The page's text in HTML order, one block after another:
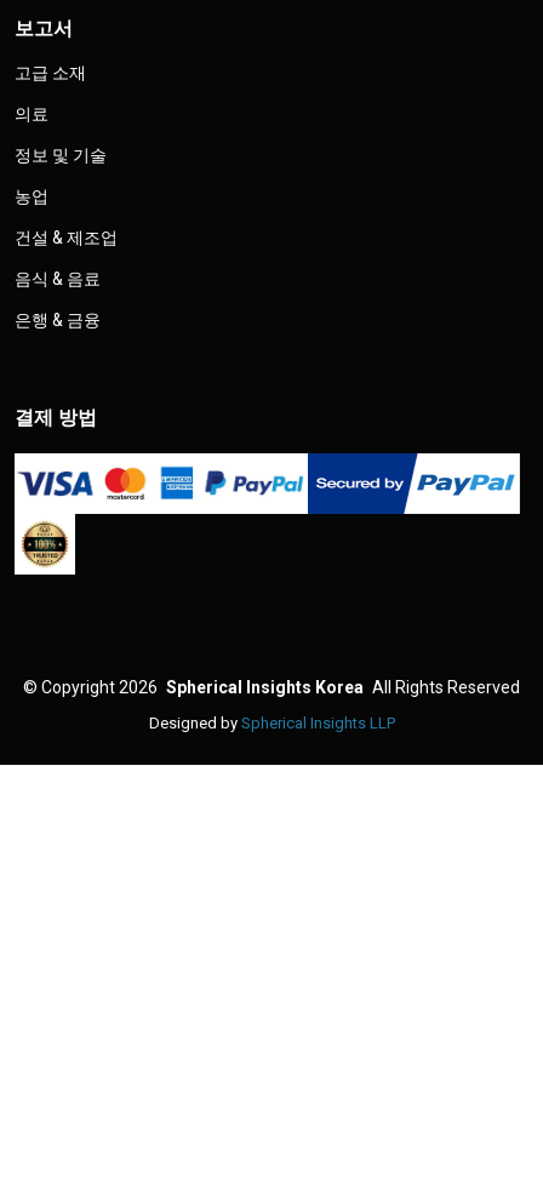
보고서
고급 소재
의료
정보 및 기술
농업
건설 & 제조업
음식 & 음료
은행 & 금융
결제 방법
© Copyright 2026 Spherical Insights Korea All Rights Reserved
Designed by Spherical Insights LLP